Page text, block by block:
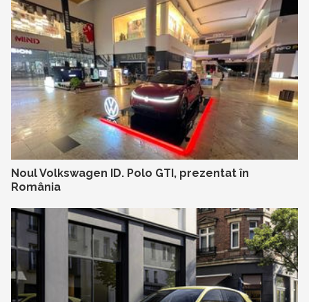
Noul Volkswagen ID. Polo GTI, prezentat în
România